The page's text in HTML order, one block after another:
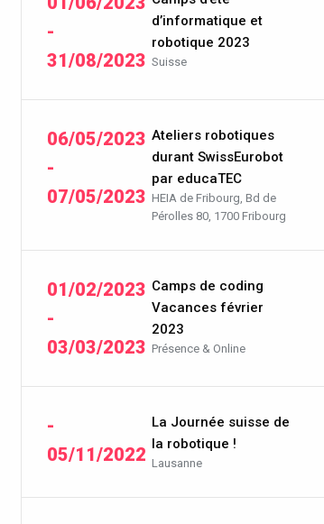
-
31/08/2023
d’informatique et
robotique 2023
Suisse
06/05/2023
-
07/05/2023
Ateliers robotiques
durant SwissEurobot
par educaTEC
HEIA de Fribourg, Bd de
Pérolles 80, 1700 Fribourg
01/02/2023
-
03/03/2023
Camps de coding
Vacances février
2023
Présence & Online
-
05/11/2022
La Journée suisse de
la robotique !
Lausanne